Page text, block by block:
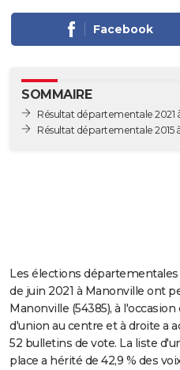
Facebook
SOMMAIRE
Résultat départementale 2021
Résultat départementale 2015
Les élections
de juin 2021 à Manonville ont
Manonville (54385), à
d'union au centre et à droite a
52 bulletins de vote. La liste
place a hérité de 42,9 % des